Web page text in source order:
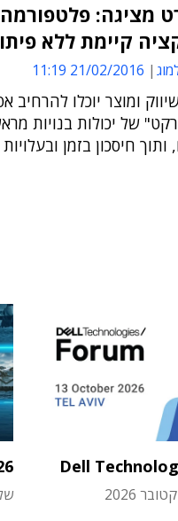
מציגה:
קיימת ללא
21/02/2016 11:19
ומוצר יוכלו להרחיב
של יכולות בנויות
ותוך חיסכון בזמן ובעלויות
Dell
שלישי,